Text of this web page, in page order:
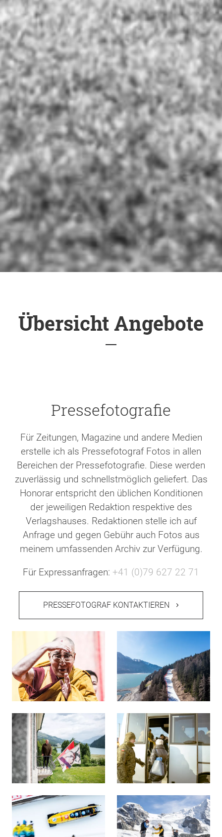
Übersicht Angebote
Pressefotografie
Für Zeitungen, Magazine und andere Medien
erstelle ich als Pressefotograf Fotos in allen
Bereichen der Pressefotografie. Diese werden
zuverlässig und schnellstmöglich geliefert. Das
Honorar entspricht den üblichen Konditionen
der jeweiligen Redaktion respektive des
Verlagshauses. Redaktionen stelle ich auf
Anfrage und gegen Gebühr auch Fotos aus
meinem umfassenden Archiv zur Verfügung.
Für Expressanfragen: +41 (0)79 627 22 71
PRESSEFOTOGRAF KONTAKTIEREN